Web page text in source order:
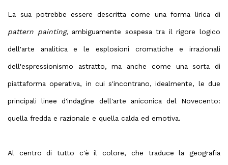
La sua potrebbe essere descritta come una forma lirica di
pattern painting, ambiguamente sospesa tra il rigore logico
dell'arte analitica e le esplosioni cromatiche e irrazionali
dell'espressionismo astratto, ma anche come una sorta di
piattaforma operativa, in cui s'incontrano, idealmente, le due
principali linee d'indagine dell'arte aniconica del Novecento:
quella fredda e razionale e quella calda ed emotiva.
Al centro di tutto c'è il colore, che traduce la geografia